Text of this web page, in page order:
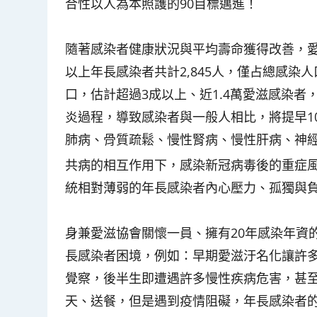
合性以人為本照護的90目標邁進！
隨著感染者健康狀況與平均壽命獲得改善，
以上年長感染者共計2,845人，僅占總感染
口，估計超過3成以上、近1.4萬愛滋感染者
炎過程，導致感染者與一般人相比，將提早
肺病、骨質疏鬆、慢性腎病、慢性肝病、神
共病的相互作用下，感染新冠病毒後的重症
統相對薄弱的年長感染者內心壓力、孤獨與
身兼愛滋協會關懷一員、擁有20年感染年
長感染者困境，例如：早期愛滋汙名化讓許
覺察，後半生即遭遇許多慢性疾病危害，甚
天、送餐，但是遇到疫情阻礙，年長感染者